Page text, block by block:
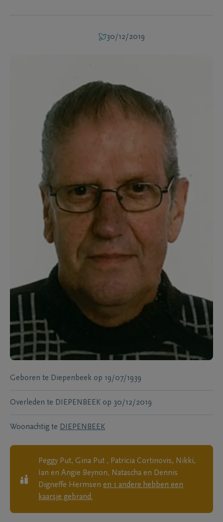
30/12/2019
Geboren te Diepenbeek op 19/07/1939
Overleden te DIEPENBEEK op 30/12/2019
Woonachtig te DIEPENBEEK
Peggy Put, Gina Put , Patricia Cortinovis, Nikki,
Ian en Angie Beynon, Natascha en Dennis
Digneffe Hermsen en 1 andere hebben een
kaarsje gebrand.